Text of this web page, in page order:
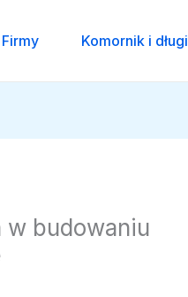
Komornik i długi
w budowaniu